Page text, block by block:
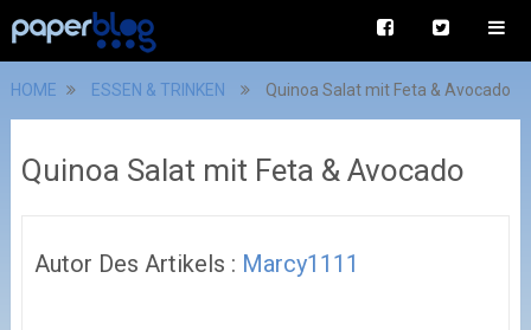
HOME ESSEN & TRINKEN Quinoa Salat mit Feta & Avocado
Quinoa Salat mit Feta & Avocado
Autor Des Artikels : Marcy1111